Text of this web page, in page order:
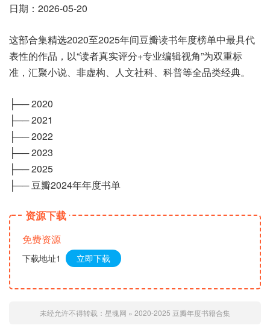
日期：2026-05-20
这部合集精选2020至2025年间豆瓣读书年度榜单中最具代
表性的作品，以“读者真实评分+专业编辑视角”为双重标
准，汇聚小说、非虚构、人文社科、科普等全品类经典。
├── 2020
├── 2021
├── 2022
├── 2023
├── 2025
├── 豆瓣2024年年度书单
资源下载
免费资源
下载地址1 立即下载
未经允许不得转载： 星魂网 » 2020-2025 豆瓣年度书籍合集